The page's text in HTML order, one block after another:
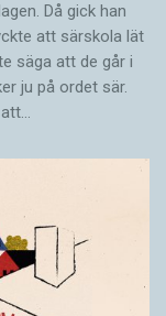
Då gick han
att särskola lät
säga att de går i
ju på ordet sär.